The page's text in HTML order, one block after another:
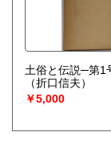
土俗と伝説─第1
（折口信夫）
￥5,000